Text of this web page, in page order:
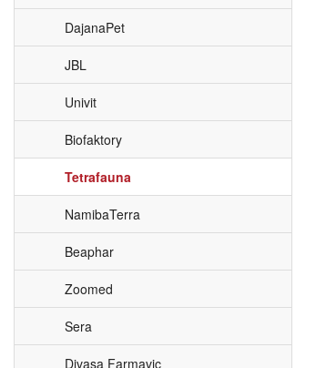
DajanaPet
JBL
Univit
Biofaktory
Tetrafauna
NamibaTerra
Beaphar
Zoomed
Sera
Divasa Farmavic